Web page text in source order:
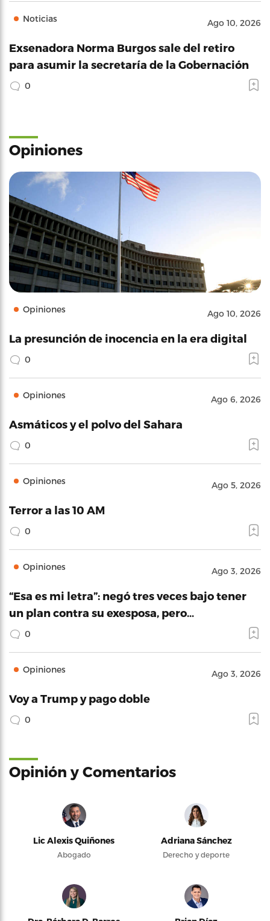
Noticias Ago 10, 2026
Exsenadora Norma Burgos sale del retiro
para asumir la secretaría de la Gobernación
0
Opiniones
Opiniones Ago 10, 2026
La presunción de inocencia en la era digital
0
Opiniones Ago 6, 2026
Asmáticos y el polvo del Sahara
0
Opiniones Ago 5, 2026
Terror a las 10 AM
0
Opiniones Ago 3, 2026
“Esa es mi letra”: negó tres veces bajo tener
un plan contra su exesposa, pero…
0
Opiniones Ago 3, 2026
Voy a Trump y pago doble
0
Opinión y Comentarios
Lic Alexis Quiñones
Abogado
Adriana Sánchez
Derecho y deporte